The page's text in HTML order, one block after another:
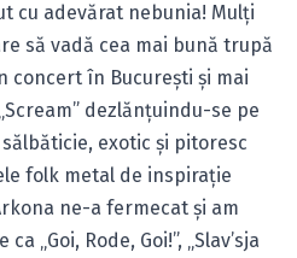
cu adevărat nebunia! Mulţi
să vadă cea mai bună trupă
concert în Bucureşti şi mai
dezlănţuindu-se pe
exotic şi pitoresc
folk metal de inspiraţie
ne-a fermecat şi am
„Goi, Rode, Goi!”, „Slav’sja